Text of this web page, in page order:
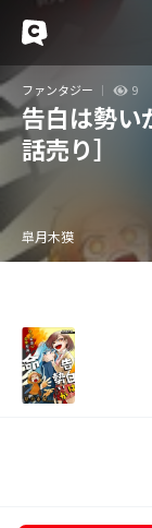
ファンタジー 9
告白は勢い
話売り］
皐月木獏